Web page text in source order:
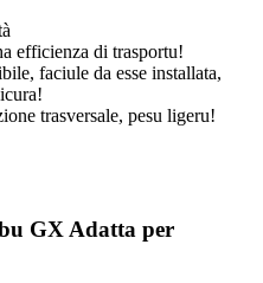
efficienza di trasportu!
faciule da esse installata,
trasversale, pesu ligeru!
GX Adatta per